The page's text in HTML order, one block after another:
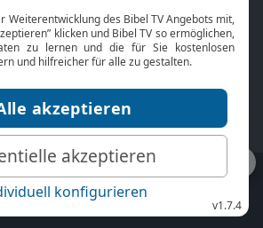
Kontakt
TV-Empfang
Impressum
Datenschutz
Fakten Bibel TV App